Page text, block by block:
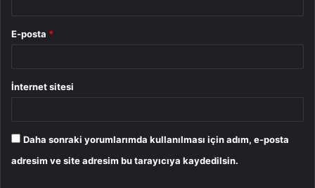
E-posta *
İnternet sitesi
Daha sonraki yorumlarımda kullanılması için adım, e-posta
adresim ve site adresim bu tarayıcıya kaydedilsin.